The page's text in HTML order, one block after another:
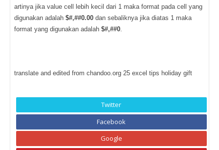
artinya jika value cell lebih kecil dari 1 maka format pada cell yang
digunakan adalah $#,##0.00 dan sebaliknya jika diatas 1 maka
format yang digunakan adalah $#,##0.
translate and edited from chandoo.org 25 excel tips holiday gift
Twitter
Facebook
Google